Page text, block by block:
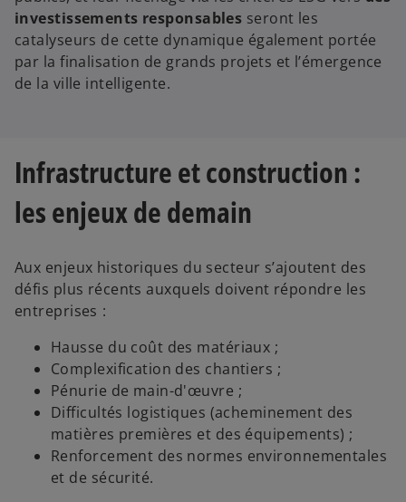
investissements responsables seront les
catalyseurs de cette dynamique également portée
par la finalisation de grands projets et l’émergence
de la ville intelligente.
Infrastructure et construction :
les enjeux de demain
Aux enjeux historiques du secteur s’ajoutent des
défis plus récents auxquels doivent répondre les
entreprises :
Hausse du coût des matériaux ;
Complexification des chantiers ;
Pénurie de main-d'œuvre ;
Difficultés logistiques (acheminement des
matières premières et des équipements) ;
Renforcement des normes environnementales
et de sécurité.